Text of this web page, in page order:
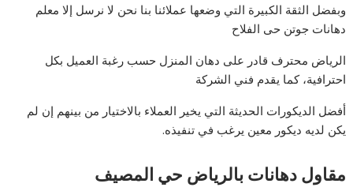
وبفضل الثقة الكبيرة التي وضعها عملائنا بنا نحن لا نرسل إلا معلم
دهانات جوتن حى الفلاح
الرياض محترف قادر على دهان المنزل حسب رغبة العميل بكل
احترافية، كما يقدم فني الشركة
أفضل الديكورات الحديثة التي يخير العملاء بالاختيار من بينهم إن لم
يكن لديه ديكور معين يرغب في تنفيذه.
مقاول دهانات بالرياض حي المصيف